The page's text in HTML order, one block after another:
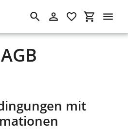
SuchenEinloggen
AGB
mit